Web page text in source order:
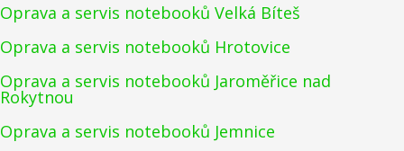
Oprava a servis notebooků Velká Bíteš
Oprava a servis notebooků Hrotovice
Oprava a servis notebooků Jaroměřice nad
Rokytnou
Oprava a servis notebooků Jemnice